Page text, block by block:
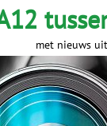
met nieuws